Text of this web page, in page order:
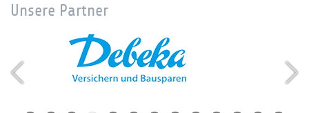
Unsere Partner